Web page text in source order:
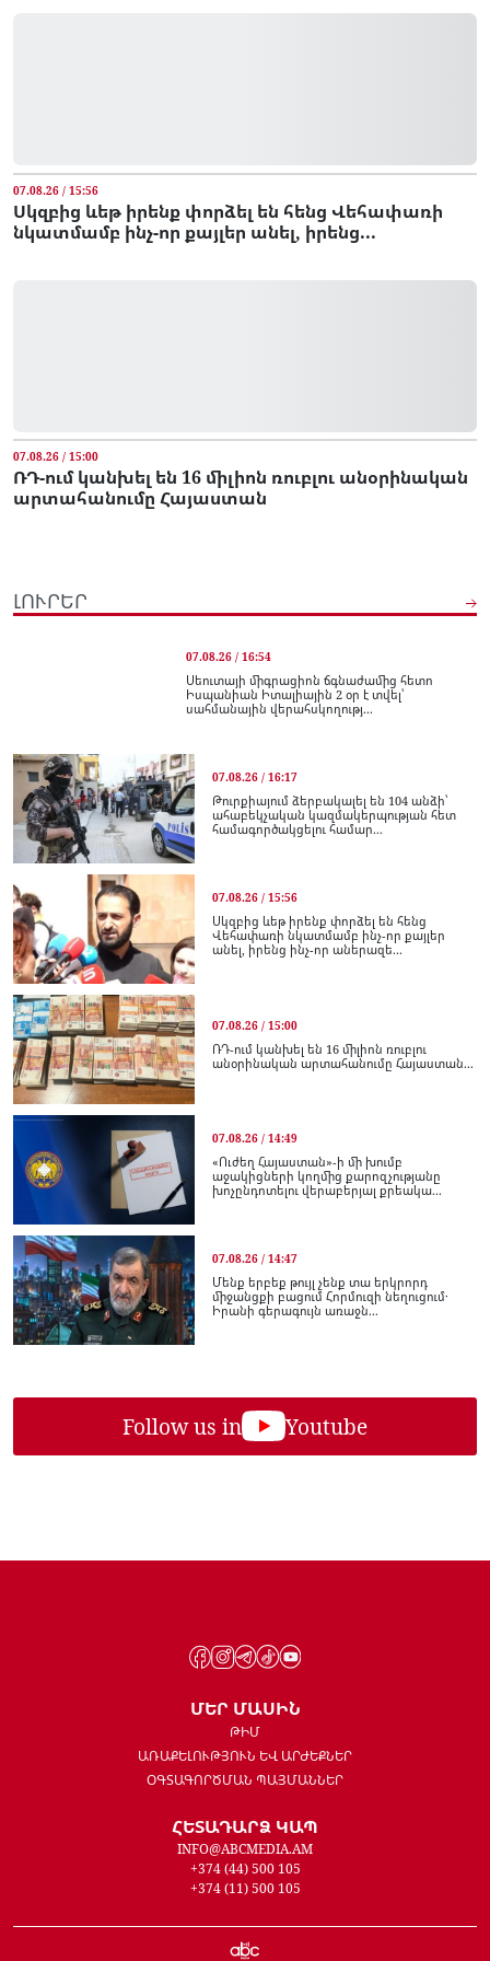
07.08.26 / 15:56
Սկզբից ևեթ իրենք փորձել են հենց Վեհափառի
նկատմամբ ինչ-որ քայլեր անել, իրենց...
07.08.26 / 15:00
ՌԴ-ում կանխել են 16 միլիոն ռուբլու անօրինական
արտահանումը Հայաստան
ԼՈՒՐԵՐ
07.08.26 / 16:54
Սեուտայի միգրացիոն ճգնաժամից հետո
Իսպանիան Իտալիային 2 օր է տվել՝
սահմանային վերահսկողությ...
07.08.26 / 16:17
Թուրքիայում ձերբակալել են 104 անձի՝
ահաբեկչական կազմակերպության հետ
համագործակցելու համար...
07.08.26 / 15:56
Սկզբից ևեթ իրենք փորձել են հենց
Վեհափառի նկատմամբ ինչ-որ քայլեր
անել, իրենց ինչ-որ աներազե...
07.08.26 / 15:00
ՌԴ-ում կանխել են 16 միլիոն ռուբլու
անօրինական արտահանումը Հայաստան...
07.08.26 / 14:49
«Ուժեղ Հայաստան»-ի մի խումբ
աջակիցների կողմից քարոզչությանը
խոչընդոտելու վերաբերյալ քրեակա...
07.08.26 / 14:47
Մենք երբեք թույլ չենք տա երկրորդ
միջանցքի բացում Հորմուզի նեղուցում․
Իրանի գերագույն առաջն...
Follow us in Youtube
ՄԵՐ ՄԱՍԻՆ
ԹԻՄ
ԱՌԱՔԵԼՈՒԹՅՈՒՆ ԵՎ ԱՐԺԵՔՆԵՐ
ՕԳՏԱԳՈՐԾՄԱՆ ՊԱՅՄԱՆՆԵՐ
ՀԵՏԱԴԱՐՁ ԿԱՊ
INFO@ABCMEDIA.AM
+374 (44) 500 105
+374 (11) 500 105